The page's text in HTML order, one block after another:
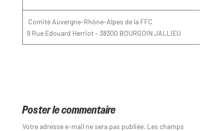
Comité Auvergne-Rhône-Alpes de la FFC
9 Rue Edouard Herriot – 38300 BOURGOIN JALLIEU
Poster le commentaire
Votre adresse e-mail ne sera pas publiée. Les champs